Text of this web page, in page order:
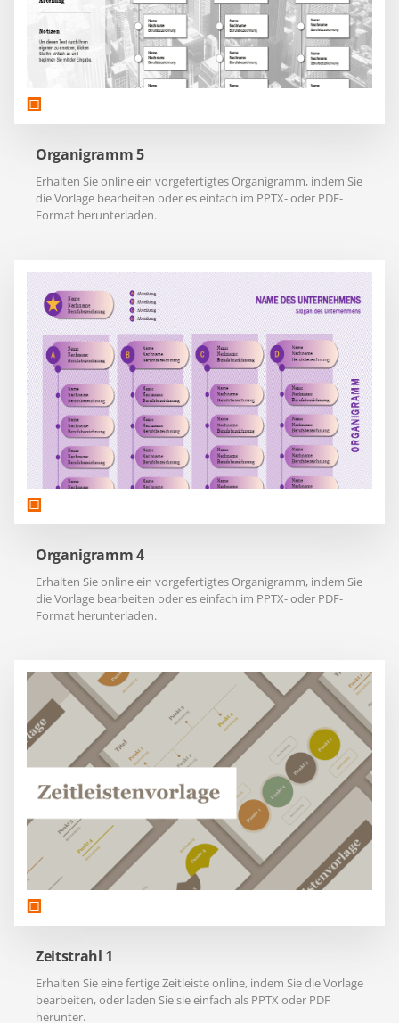
Organigramm 5
Erhalten Sie online ein vorgefertigtes Organigramm, indem Sie
die Vorlage bearbeiten oder es einfach im PPTX- oder PDF-
Format herunterladen.
Organigramm 4
Erhalten Sie online ein vorgefertigtes Organigramm, indem Sie
die Vorlage bearbeiten oder es einfach im PPTX- oder PDF-
Format herunterladen.
Zeitstrahl 1
Erhalten Sie eine fertige Zeitleiste online, indem Sie die Vorlage
bearbeiten, oder laden Sie sie einfach als PPTX oder PDF
herunter.